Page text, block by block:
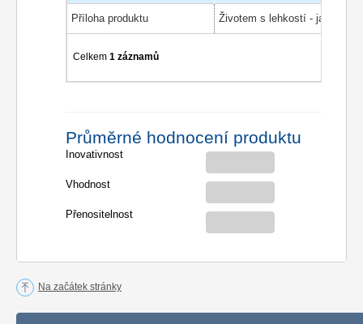
Příloha produktu
Celkem1 záznamů
Průměrné hodnocení produktu
Inovativnost
Vhodnost
Přenositelnost
Na začátek stránky